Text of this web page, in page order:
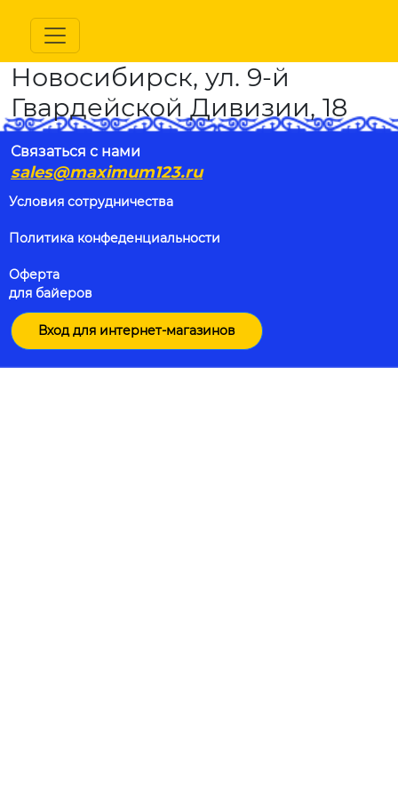
Новосибирск, ул. 9-й
Гвардейской Дивизии, 18
Связаться с нами
sales@maximum123.ru
Условия сотрудничества
Политика конфеденциальности
Оферта
для байеров
Вход для интернет-магазинов